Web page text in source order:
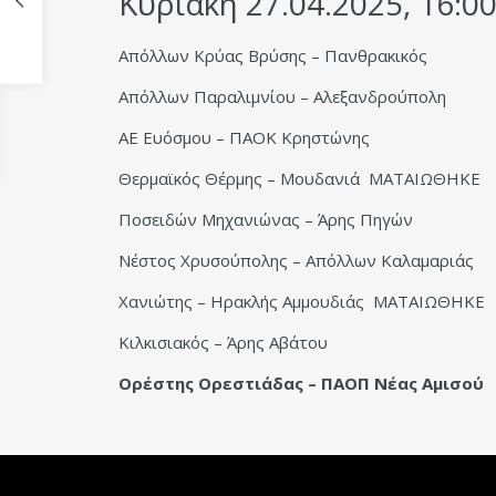
Απόλλων Κρύας Βρύσης – Πανθρακικός
Απόλλων Παραλιμνίου – Αλεξανδρούπολη
ΑΕ Ευόσμου – ΠΑΟΚ Κρηστώνης
Θερμαϊκός Θέρμης – Μουδανιά ΜΑΤΑΙΩΘΗΚΕ
Ποσειδών Μηχανιώνας – Άρης Πηγών
Νέστος Χρυσούπολης – Απόλλων Καλαμαριάς
Χανιώτης – Ηρακλής Αμμουδιάς ΜΑΤΑΙΩΘΗΚΕ
Κιλκισιακός – Άρης Αβάτου
Ορέστης Ορεστιάδας – ΠΑΟΠ Νέας Αμισού